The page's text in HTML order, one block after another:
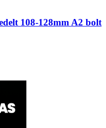
108-128mm A2 bolt